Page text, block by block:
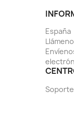
España